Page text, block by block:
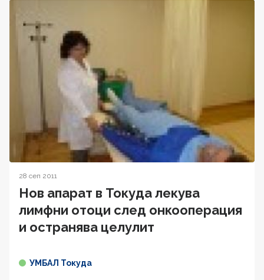
28 сеп 2011
Нов апарат в Токуда лекува
лимфни отоци след онкооперация
и остранява целулит
УМБАЛ Токуда